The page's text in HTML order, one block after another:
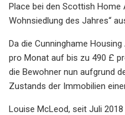
Place bei den Scottish Home
Wohnsiedlung des Jahres“
Da die Cunninghame
pro Monat auf bis zu 490 £
die Bewohner nun aufgrund
Zustands der Immobilien
Louise McLeod, seit Juli